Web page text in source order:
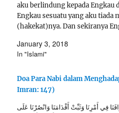
aku berlindung kepada Engkau
Engkau sesuatu yang aku tiada
(hakekat)nya. Dan sekiranya
January 3, 2018
In "Islami"
Doa Para Nabi dalam
Imran: 147)
فِي أَمْرِنَا وَثَبِّتْ أَقْدَامَنَا وَانْصُرْنَا عَلَى